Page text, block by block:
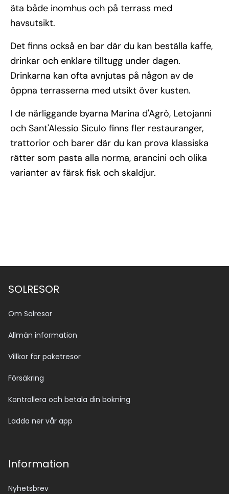
äta både inomhus och på terrass med
havsutsikt.
Det finns också en bar där du kan beställa kaffe,
drinkar och enklare tilltugg under dagen.
Drinkarna kan ofta avnjutas på någon av de
öppna terrasserna med utsikt över kusten.
I de närliggande byarna Marina d'Agrò, Letojanni
och Sant'Alessio Siculo finns fler restauranger,
trattorior och barer där du kan prova klassiska
rätter som pasta alla norma, arancini och olika
varianter av färsk fisk och skaldjur.
SOLRESOR
Om Solresor
Allmän information
Villkor för paketresor
Försäkring
Kontrollera och betala din bokning
Ladda ner vår app
Information
Nyhetsbrev